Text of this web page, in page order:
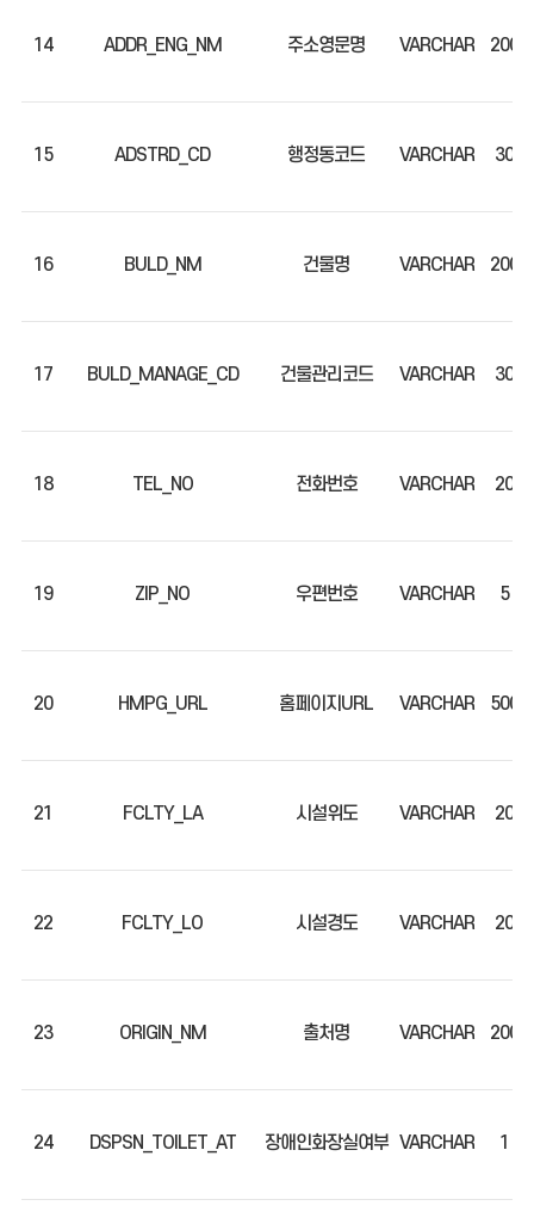
14 ADDR_ENG_NM 주소영문명 VARCHAR 200
15 ADSTRD_CD 행정동코드 VARCHAR 30
16 BULD_NM 건물명 VARCHAR 200
17 BULD_MANAGE_CD 건물관리코드 VARCHAR 30
18 TEL_NO 전화번호 VARCHAR 20
19 ZIP_NO 우편번호 VARCHAR 5
20 HMPG_URL 홈페이지URL VARCHAR 500
21 FCLTY_LA 시설위도 VARCHAR 20
22 FCLTY_LO 시설경도 VARCHAR 20
23 ORIGIN_NM 출처명 VARCHAR 200
24 DSPSN_TOILET_AT 장애인화장실여부 VARCHAR 1